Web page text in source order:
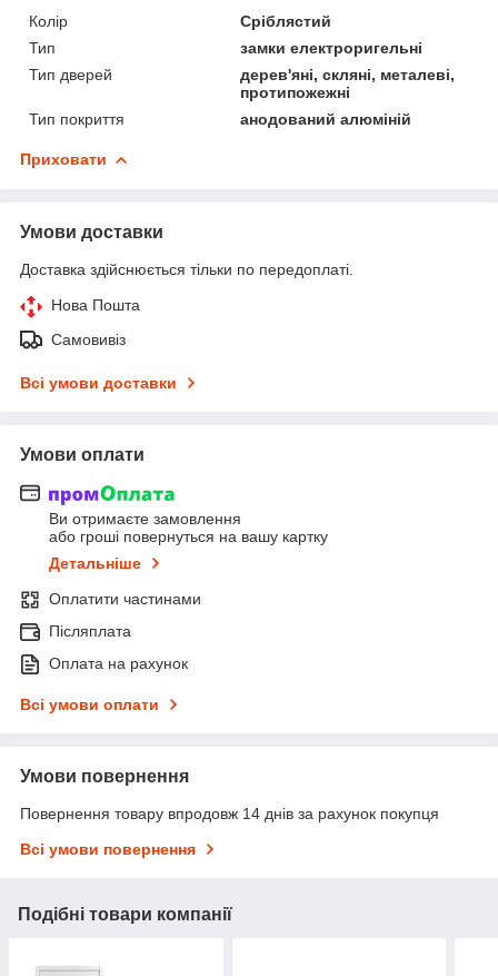
Колір
Сріблястий
Тип
замки електроригельні
Тип дверей
дерев'яні, скляні, металеві,
протипожежні
Тип покриття
анодований алюміній
Приховати
Умови доставки
Доставка здійснюється тільки по передоплаті.
Нова Пошта
Самовивіз
Всі умови доставки
Умови оплати
Ви отримаєте замовлення
або гроші повернуться на вашу картку
Детальніше
Оплатити частинами
Післяплата
Оплата на рахунок
Всі умови оплати
Умови повернення
Повернення товару впродовж 14 днів за рахунок покупця
Всі умови повернення
Подібні товари компанії